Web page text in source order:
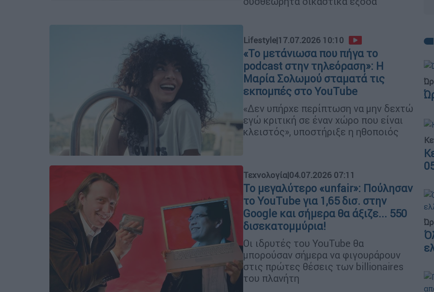
Lifestyle|17.07.2026 10:10
«Το μετάνιωσα που πήγα το
podcast στην τηλεόραση»: Η
Μαρία Σολωμού σταματά τις
εκπομπές στο YouTube
«Δεν υπήρχε περίπτωση να μην δεχτώ
εγώ κριτική σε έναν χώρο που είναι
κλειστός», υποστήριξε η ηθοποιός
Τεχνολογία|04.07.2026 07:11
Το μεγαλύτερο «unfair»: Πούλησαν
το YouTube για 1,65 δισ. στην
Google και σήμερα θα άξιζε... 550
δισεκατομμύρια!
Οι ιδρυτές του YouTube θα
μπορούσαν σήμερα να φιγουράρουν
στις πρώτες θέσεις των billionaires
του πλανήτη